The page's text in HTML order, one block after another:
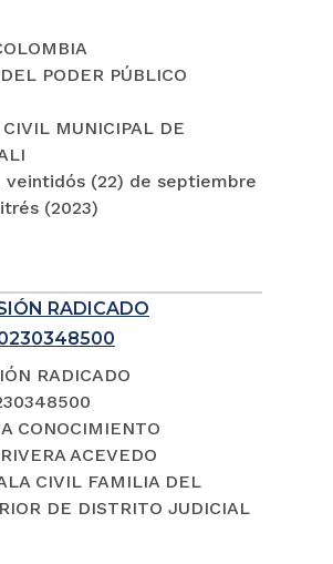
PODER PÚBLICO
MUNICIPAL DE
veintidós (22) de septiembre
(2023)
RADICADO
RADICADO
CONOCIMIENTO
ACEVEDO
CIVIL FAMILIA DEL
DE DISTRITO JUDICIAL